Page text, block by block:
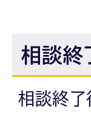
相談終
相談終了